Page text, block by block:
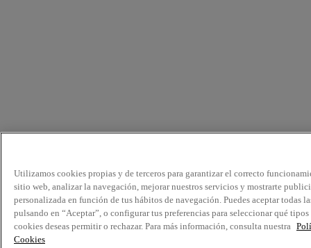
Utilizamos cookies propias y de terceros para garantizar el correcto
sitio web, analizar la navegación, mejorar nuestros servicios y mostrarte
personalizada en función de tus hábitos de navegación. Puedes aceptar todas
pulsando en “Aceptar”, o configurar tus preferencias para seleccionar qué tipos
cookies deseas permitir o rechazar. Para más información, consulta nuestra
Cookies